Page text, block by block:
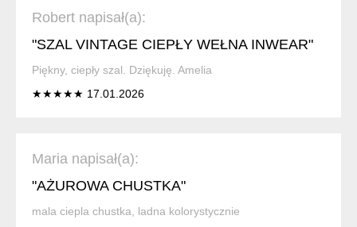
Robert napisał(a):
"SZAL VINTAGE CIEPŁY WEŁNA INWEAR"
Piękny, ciepły szal. Dziękuję. Amelia
★★★★★ 17.01.2026
Maria napisał(a):
"AŻUROWA CHUSTKA"
mala ciepla chustka, ladna kolorystycznie